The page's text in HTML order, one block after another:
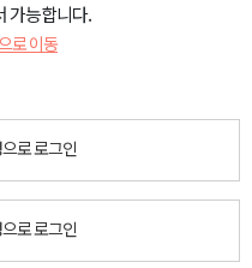
가능합니다.
로 이동
로 로그인
로 로그인